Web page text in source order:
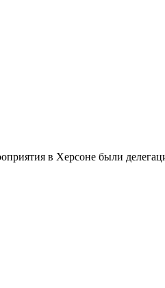
в Херсоне были